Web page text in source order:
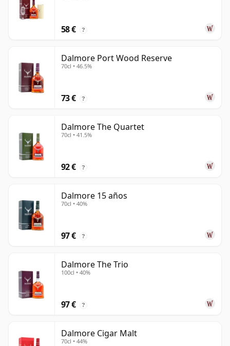
58 € ?
Dalmore Port Wood Reserve
70cl • 46.5%
73 € ?
Dalmore The Quartet
70cl • 41.5%
92 € ?
Dalmore 15 años
70cl • 40%
97 € ?
Dalmore The Trio
100cl • 40%
97 € ?
Dalmore Cigar Malt
70cl • 44%